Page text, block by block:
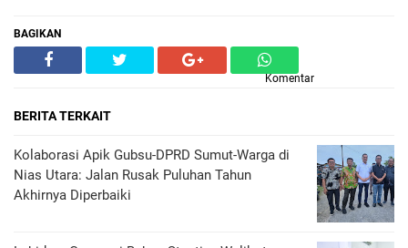
BAGIKAN
Komentar
BERITA TERKAIT
Kolaborasi Apik Gubsu-DPRD Sumut-Warga di
Nias Utara: Jalan Rusak Puluhan Tahun
Akhirnya Diperbaiki